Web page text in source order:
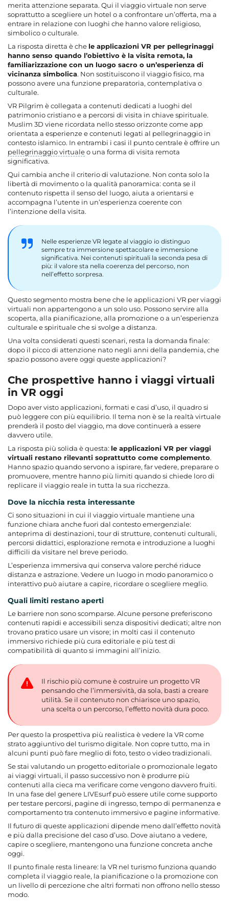
merita attenzione separata. Qui il viaggio virtuale non serve
soprattutto a scegliere un hotel o a confrontare un’offerta, ma a
entrare in relazione con luoghi che hanno valore religioso,
simbolico o culturale.
La risposta diretta è che le applicazioni VR per pellegrinaggi
hanno senso quando l’obiettivo è la visita remota, la
familiarizzazione con un luogo sacro o un’esperienza di
vicinanza simbolica. Non sostituiscono il viaggio fisico, ma
possono avere una funzione preparatoria, contemplativa o
culturale.
VR Pilgrim è collegata a contenuti dedicati a luoghi del
patrimonio cristiano e a percorsi di visita in chiave spirituale.
Muslim 3D viene ricordata nello stesso orizzonte come app
orientata a esperienze e contenuti legati al pellegrinaggio in
contesto islamico. In entrambi i casi il punto centrale è offrire un
pellegrinaggio virtualeo una forma di visita remota
significativa.
Qui cambia anche il criterio di valutazione. Non conta solo la
libertà di movimento o la qualità panoramica: conta se il
contenuto rispetta il senso del luogo, aiuta a orientarsi e
accompagna l’utente in un’esperienza coerente con
l’intenzione della visita.
Nelle esperienze VR legate al viaggio io distinguo
sempre tra immersione spettacolare e immersione
significativa. Nei contenuti spirituali la seconda pesa di
più: il valore sta nella coerenza del percorso, non
nell’effetto sorpresa.
Questo segmento mostra bene che le applicazioni VR per viaggi
virtuali non appartengono a un solo uso. Possono servire alla
scoperta, alla pianificazione, alla promozione o a un’esperienza
culturale e spirituale che si svolge a distanza.
Una volta considerati questi scenari, resta la domanda finale:
dopo il picco di attenzione nato negli anni della pandemia, che
spazio possono avere oggi queste applicazioni?
Che prospettive hanno i viaggi virtuali
in VR oggi
Dopo aver visto applicazioni, formati e casi d’uso, il quadro si
può leggere con più equilibrio. Il tema non è se la realtà virtuale
prenderà il posto del viaggio, ma dove continuerà a essere
davvero utile.
La risposta più solida è questa: le applicazioni VR per viaggi
virtuali restano rilevanti soprattutto come complemento.
Hanno spazio quando servono a ispirare, far vedere, preparare o
promuovere, mentre hanno più limiti quando si chiede loro di
replicare il viaggio reale in tutta la sua ricchezza.
Dove la nicchia resta interessante
Ci sono situazioni in cui il viaggio virtuale mantiene una
funzione chiara anche fuori dal contesto emergenziale:
anteprima di destinazioni, tour di strutture, contenuti culturali,
percorsi didattici, esplorazione remota e introduzione a luoghi
difficili da visitare nel breve periodo.
L’esperienza immersiva qui conserva valore perché riduce
distanza e astrazione. Vedere un luogo in modo panoramico o
interattivo può aiutare a capire, ricordare o scegliere meglio.
Quali limiti restano aperti
Le barriere non sono scomparse. Alcune persone preferiscono
contenuti rapidi e accessibili senza dispositivi dedicati; altre non
trovano pratico usare un visore; in molti casi il contenuto
immersivo richiede più cura editoriale e più test di
compatibilità di quanto si immagini all’inizio.
Il rischio più comune è costruire un progetto VR
pensando che l’immersività, da sola, basti a creare
utilità. Se il contenuto non chiarisce uno spazio,
una scelta o un percorso, l’effetto novità dura poco.
Per questo la prospettiva più realistica è vedere la VR come
strato aggiuntivo del turismo digitale. Non copre tutto, ma in
alcuni punti può fare meglio di foto, testo o video tradizionali.
Se stai valutando un progetto editoriale o promozionale legato
ai viaggi virtuali, il passo successivo non è produrre più
contenuti alla cieca ma verificare come vengono davvero fruiti.
In una fase del genere LIVEsurf può essere utile come supporto
per testare percorsi, pagine di ingresso, tempo di permanenza e
comportamento tra contenuto immersivo e pagine informative.
Il futuro di queste applicazioni dipende meno dall’effetto novità
e più dalla precisione del caso d’uso. Dove aiutano a vedere,
capire o scegliere, mantengono una funzione concreta anche
oggi.
Il punto finale resta lineare: la VR nel turismo funziona quando
completa il viaggio reale, la pianificazione o la promozione con
un livello di percezione che altri formati non offrono nello stesso
modo.